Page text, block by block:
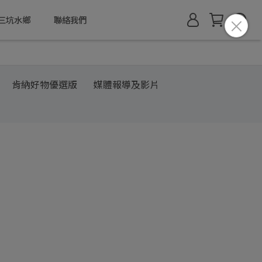
坑水鄉 聯絡我們
肯納好物優選版 媒體報導及影片